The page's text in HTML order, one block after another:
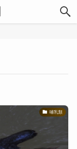
哺乳類